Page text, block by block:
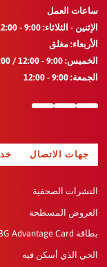
ساعات العمل
الإثنين - الثلاثاء: 9:00 - 12:00 / 14:00 - 16:00
الأربعاء: مغلق
الخميس: 9:00 - 12:00 / 14:00 - 18:15
الجمعة: 9:00 - 12:00
جهات الاتصال
النشرات الصحفية
العروض المسطحة
بطاقة BBG Advantage Card
الحي الذي أسكن فيه